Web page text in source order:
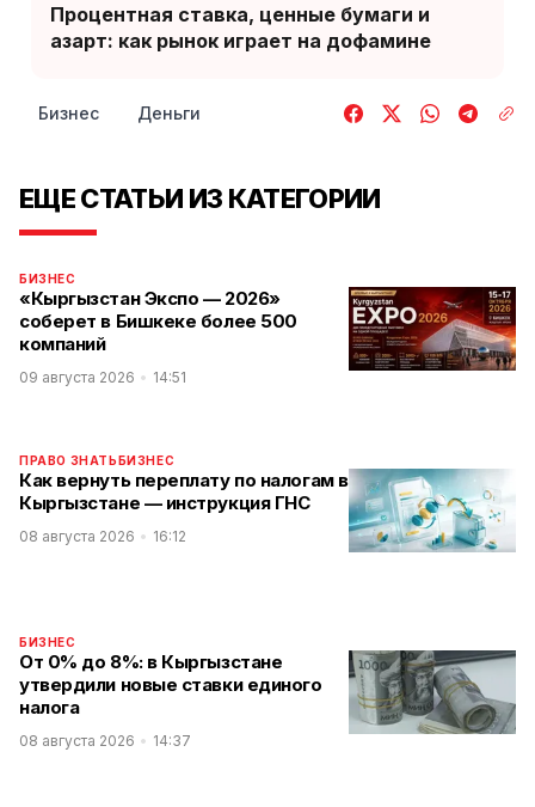
Процентная ставка, ценные бумаги и
азарт: как рынок играет на дофамине
Бизнес Деньги
ЕЩЕ СТАТЬИ ИЗ КАТЕГОРИИ
БИЗНЕС
«Кыргызстан Экспо — 2026»
соберет в Бишкеке более 500
компаний
09 августа 2026 14:51
ПРАВО ЗНАТЬБИЗНЕС
Как вернуть переплату по налогам в
Кыргызстане — инструкция ГНС
08 августа 2026 16:12
БИЗНЕС
От 0% до 8%: в Кыргызстане
утвердили новые ставки единого
налога
08 августа 2026 14:37